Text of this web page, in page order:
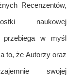
Recenzentów,
naukowej
przebiega w myśl
to, że Autorzy oraz
swojej